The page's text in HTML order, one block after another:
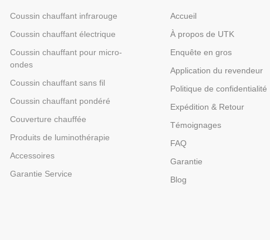
Coussin chauffant infrarouge
Coussin chauffant électrique
Coussin chauffant pour micro-
ondes
Coussin chauffant sans fil
Coussin chauffant pondéré
Couverture chauffée
Produits de luminothérapie
Accessoires
Garantie Service
Accueil
À propos de UTK
Enquête en gros
Application du revendeur
Politique de confidentialité
Expédition & Retour
Témoignages
FAQ
Garantie
Blog